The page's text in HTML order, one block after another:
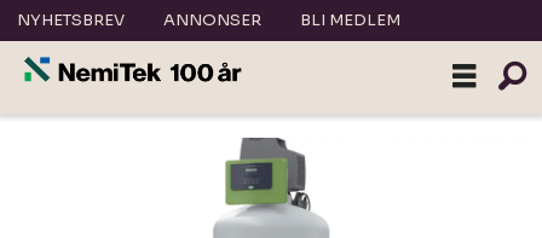
NYHETSBREV ANNONSER BLI MEDLEM